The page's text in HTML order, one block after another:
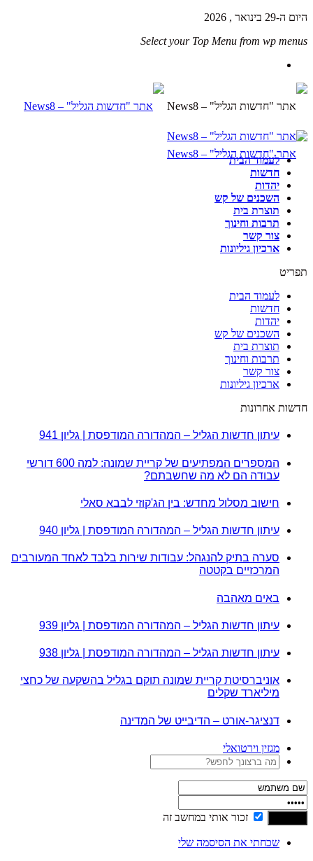
היום ה-29 בינואר , 2026
Select your Top Menu from wp menus
לעמוד הבית
חדשות
יהדות
השכנים של קש
תוצרת בית
תרבות וחינוך
צור קשר
ארכיון גיליונות
תפריט
לעמוד הבית
חדשות
יהדות
השכנים של קש
תוצרת בית
תרבות וחינוך
צור קשר
ארכיון גיליונות
חדשות אחרונות
עיתון חדשות הגליל – המהדורה המודפסת | גליון 941
המספרים המפתיעים של קריית שמונה: למה 600 דורשי
עבודה הם לא מה שחשבתם?
חישוב מסלול מחדש: בין הג'קוזי לבבא סאלי
עיתון חדשות הגליל – המהדורה המודפסת | גליון 940
סערה בתיק להנגהל: עבודות שירות בלבד לאחד המעורבים
המרכזיים בקטטה
באים מאהבה
עיתון חדשות הגליל – המהדורה המודפסת | גליון 939
עיתון חדשות הגליל – המהדורה המודפסת | גליון 938
אוניברסיטת קריית שמונה תוקם בגליל בהשקעה של כחצי
מיליארד שקלים
דנציגר-אורט – הדיבייט של המדינה
מגזין וירטואלי
זכור אותי במחשב זה
שכחתי את הסיסמה שלי